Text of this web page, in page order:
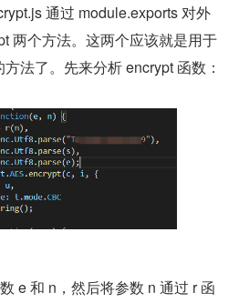
通过 module.exports 对外
两个方法。这两个应该就是用于
法了。先来分析 encrypt 函数：
e 和 n，然后将参数 n 通过 r 函